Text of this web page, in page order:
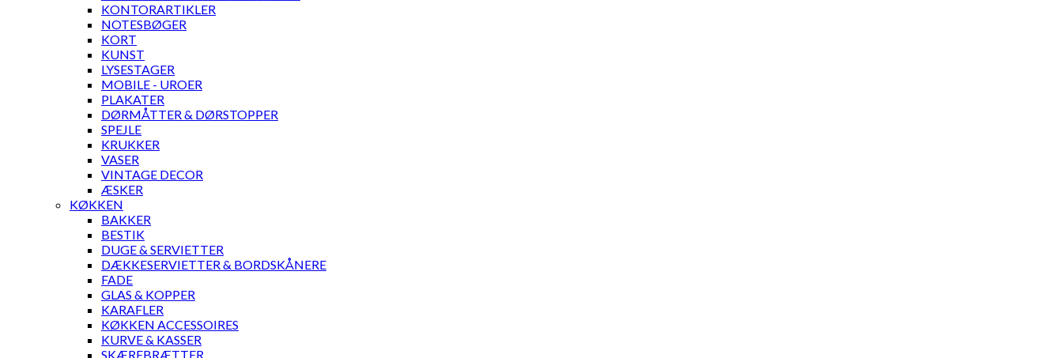
KONTORARTIKLER
NOTESBØGER
KORT
KUNST
LYSESTAGER
MOBILE - UROER
PLAKATER
DØRMÅTTER & DØRSTOPPER
SPEJLE
KRUKKER
VASER
VINTAGE DECOR
ÆSKER
KØKKEN
BAKKER
BESTIK
DUGE & SERVIETTER
DÆKKESERVIETTER & BORDSKÅNERE
FADE
GLAS & KOPPER
KARAFLER
KØKKEN ACCESSOIRES
KURVE & KASSER
SKÆREBRÆTTER